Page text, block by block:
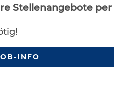
Stellenangebote per
INFO